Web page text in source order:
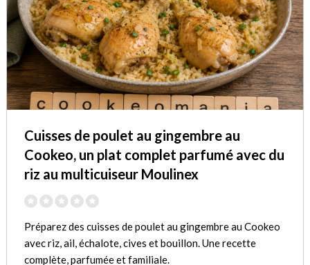
Cuisses de poulet au gingembre au
Cookeo, un plat complet parfumé avec du
riz au multicuiseur Moulinex
Préparez des cuisses de poulet au gingembre au Cookeo
avec riz, ail, échalote, cives et bouillon. Une recette
complète, parfumée et familiale.